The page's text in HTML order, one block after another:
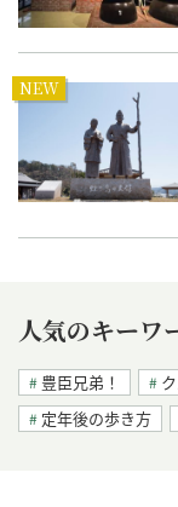
NEW
人気のキーワ
豊臣兄弟！
定年後の歩き方